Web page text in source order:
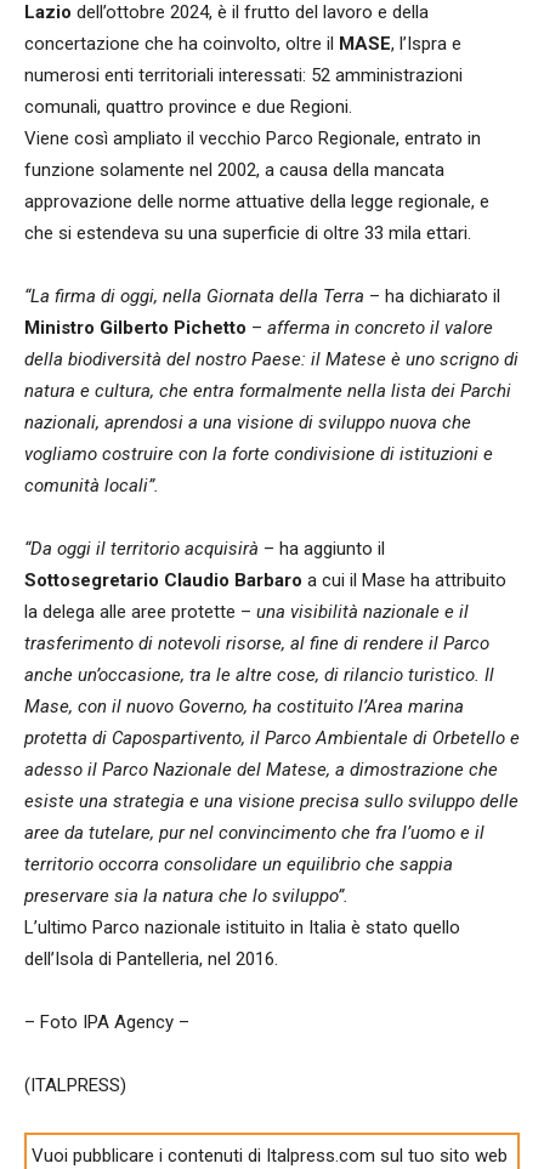
Lazio dell’ottobre 2024, è il frutto del lavoro e della
concertazione che ha coinvolto, oltre il MASE, l’Ispra e
numerosi enti territoriali interessati: 52 amministrazioni
comunali, quattro province e due Regioni.
Viene così ampliato il vecchio Parco Regionale, entrato in
funzione solamente nel 2002, a causa della mancata
approvazione delle norme attuative della legge regionale, e
che si estendeva su una superficie di oltre 33 mila ettari.
“La firma di oggi, nella Giornata della Terra – ha dichiarato il
Ministro Gilberto Pichetto – afferma in concreto il valore
della biodiversità del nostro Paese: il Matese è uno scrigno di
natura e cultura, che entra formalmente nella lista dei Parchi
nazionali, aprendosi a una visione di sviluppo nuova che
vogliamo costruire con la forte condivisione di istituzioni e
comunità locali”.
“Da oggi il territorio acquisirà – ha aggiunto il
Sottosegretario Claudio Barbaro a cui il Mase ha attribuito
la delega alle aree protette – una visibilità nazionale e il
trasferimento di notevoli risorse, al fine di rendere il Parco
anche un’occasione, tra le altre cose, di rilancio turistico. Il
Mase, con il nuovo Governo, ha costituito l’Area marina
protetta di Capospartivento, il Parco Ambientale di Orbetello e
adesso il Parco Nazionale del Matese, a dimostrazione che
esiste una strategia e una visione precisa sullo sviluppo delle
aree da tutelare, pur nel convincimento che fra l’uomo e il
territorio occorra consolidare un equilibrio che sappia
preservare sia la natura che lo sviluppo”.
L’ultimo Parco nazionale istituito in Italia è stato quello
dell’Isola di Pantelleria, nel 2016.
– Foto IPA Agency –
(ITALPRESS)
Vuoi pubblicare i contenuti di Italpress.com sul tuo sito web